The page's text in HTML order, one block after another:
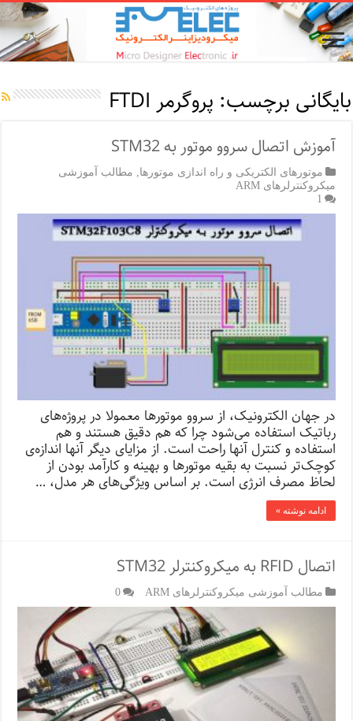
بایگانی برچسب: پروگرمر FTDI
آموزش اتصال سروو موتور به STM32
موتورهای الکتریکی و راه اندازی موتورها
مطالب آموزشی
میکروکنترلرهای ARM
1
در جهان الکترونیک، از سروو موتورها معمولا در پروژه‌های
رباتیک استفاده می‌شود چرا که هم دقیق هستند و هم
استفاده و کنترل آنها راحت است. از مزایای دیگر آنها اندازه‌ی
کوچک‌‌تر نسبت به بقیه موتورها و بهینه و کارآمد بودن از
لحاظ مصرف انرژی‌ است. بر اساس ویژگی‌های هر مدل، …
ادامه نوشته »
اتصال RFID به میکروکنترلر STM32
مطالب آموزشی میکروکنترلرهای ARM 0